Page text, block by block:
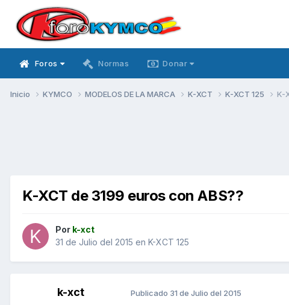
Foros Normas Donar
Inicio KYMCO MODELOS DE LA MARCA K-XCT K-XCT 125 K-
K-XCT de 3199 euros con ABS??
Por k-xct
31 de Julio del 2015 en K-XCT 125
k-xct Publicado 31 de Julio del 2015